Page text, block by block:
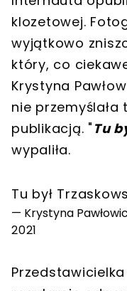
klozetowej.
wyjątkowo
który, co
Krystyna
nie przemyślała
publikacją. " Tu
wypaliła.
Tu był
— Krystyna
2021